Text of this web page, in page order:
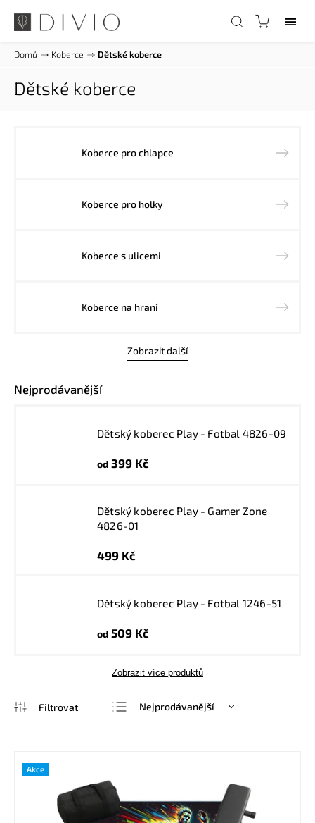
Domů / Koberce / Dětské koberce
Dětské koberce
Koberce pro chlapce
Koberce pro holky
Koberce s ulicemi
Koberce na hraní
Zobrazit další
Nejprodávanější
Dětský koberec Play - Fotbal 4826-09
od 399 Kč
Dětský koberec Play - Gamer Zone
4826-01
499 Kč
Dětský koberec Play - Fotbal 1246-51
od 509 Kč
Zobrazit více produktů
Nejprodávanější
Akce